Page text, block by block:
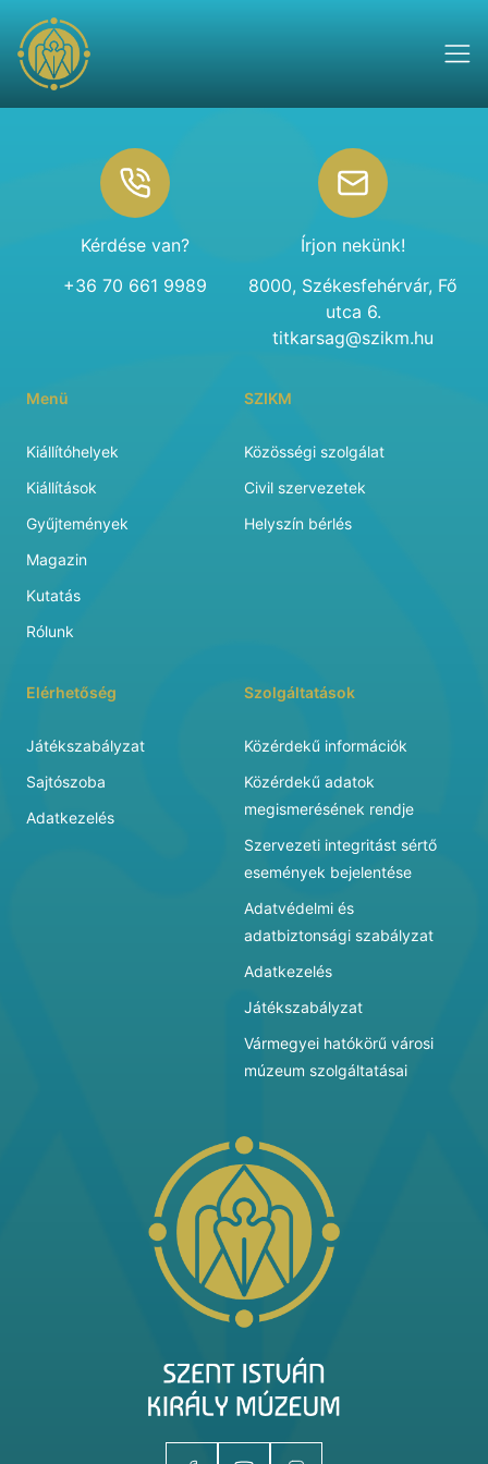
Kérdése van?
+36 70 661 9989
Írjon nekünk!
8000, Székesfehérvár, Fő
utca 6.
titkarsag@szikm.hu
Menü
Kiállítóhelyek
Kiállítások
Gyűjtemények
Magazin
Kutatás
Rólunk
SZIKM
Közösségi szolgálat
Civil szervezetek
Helyszín bérlés
Elérhetőség
Játékszabályzat
Sajtószoba
Adatkezelés
Szolgáltatások
Közérdekű információk
Közérdekű adatok
megismerésének rendje
Szervezeti integritást sértő
események bejelentése
Adatvédelmi és
adatbiztonsági szabályzat
Adatkezelés
Játékszabályzat
Vármegyei hatókörű városi
múzeum szolgáltatásai